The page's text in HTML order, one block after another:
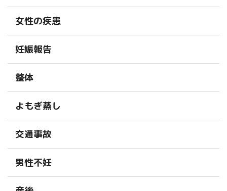
女性の疾患
妊娠報告
整体
よもぎ蒸し
交通事故
男性不妊